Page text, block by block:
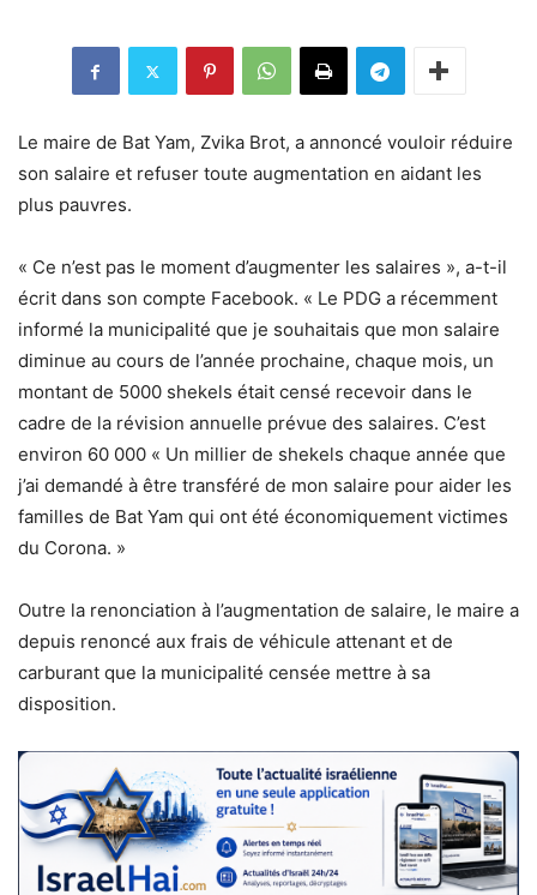
Le maire de Bat Yam, Zvika Brot, a annoncé vouloir réduire
son salaire et refuser toute augmentation en aidant les
plus pauvres.
« Ce n’est pas le moment d’augmenter les salaires », a-t-il
écrit dans son compte Facebook. « Le PDG a récemment
informé la municipalité que je souhaitais que mon salaire
diminue au cours de l’année prochaine, chaque mois, un
montant de 5000 shekels était censé recevoir dans le
cadre de la révision annuelle prévue des salaires. C’est
environ 60 000 « Un millier de shekels chaque année que
j’ai demandé à être transféré de mon salaire pour aider les
familles de Bat Yam qui ont été économiquement victimes
du Corona. »
Outre la renonciation à l’augmentation de salaire, le maire a
depuis renoncé aux frais de véhicule attenant et de
carburant que la municipalité censée mettre à sa
disposition.